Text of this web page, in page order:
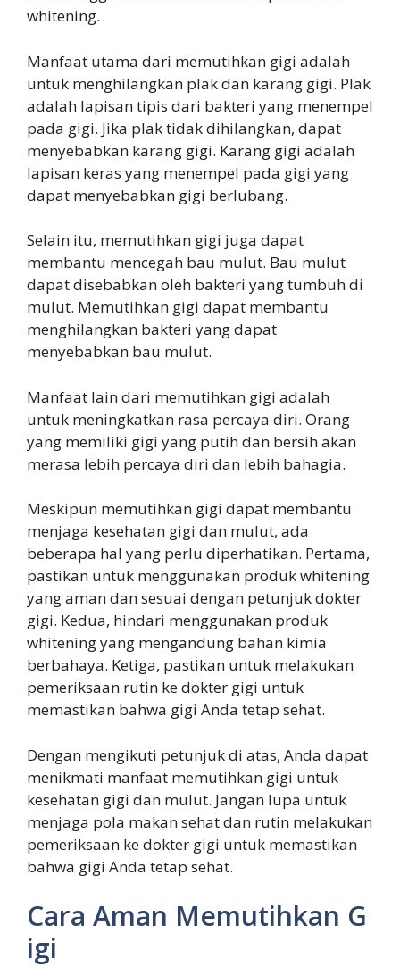
whitening.
Manfaat utama dari memutihkan gigi adalah
untuk menghilangkan plak dan karang gigi. Plak
adalah lapisan tipis dari bakteri yang menempel
pada gigi. Jika plak tidak dihilangkan, dapat
menyebabkan karang gigi. Karang gigi adalah
lapisan keras yang menempel pada gigi yang
dapat menyebabkan gigi berlubang.
Selain itu, memutihkan gigi juga dapat
membantu mencegah bau mulut. Bau mulut
dapat disebabkan oleh bakteri yang tumbuh di
mulut. Memutihkan gigi dapat membantu
menghilangkan bakteri yang dapat
menyebabkan bau mulut.
Manfaat lain dari memutihkan gigi adalah
untuk meningkatkan rasa percaya diri. Orang
yang memiliki gigi yang putih dan bersih akan
merasa lebih percaya diri dan lebih bahagia.
Meskipun memutihkan gigi dapat membantu
menjaga kesehatan gigi dan mulut, ada
beberapa hal yang perlu diperhatikan. Pertama,
pastikan untuk menggunakan produk whitening
yang aman dan sesuai dengan petunjuk dokter
gigi. Kedua, hindari menggunakan produk
whitening yang mengandung bahan kimia
berbahaya. Ketiga, pastikan untuk melakukan
pemeriksaan rutin ke dokter gigi untuk
memastikan bahwa gigi Anda tetap sehat.
Dengan mengikuti petunjuk di atas, Anda dapat
menikmati manfaat memutihkan gigi untuk
kesehatan gigi dan mulut. Jangan lupa untuk
menjaga pola makan sehat dan rutin melakukan
pemeriksaan ke dokter gigi untuk memastikan
bahwa gigi Anda tetap sehat.
Cara Aman Memutihkan G
igi